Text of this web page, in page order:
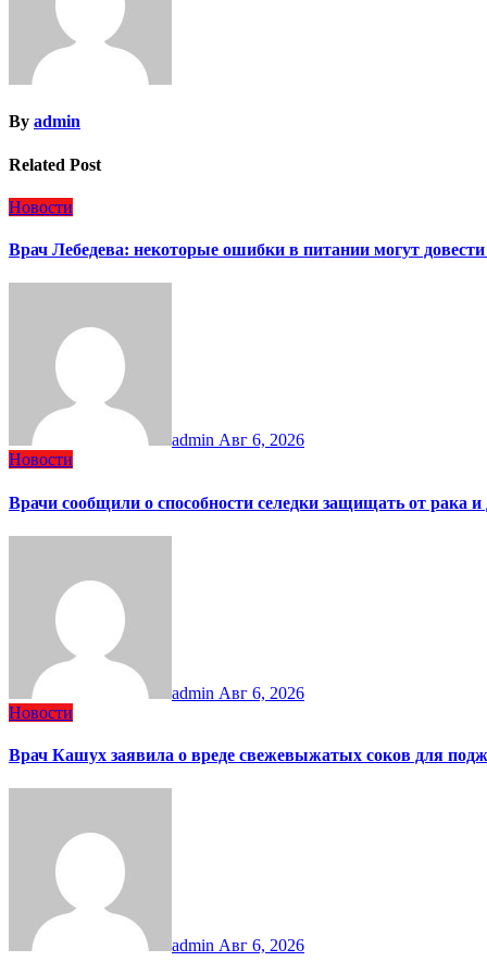
By admin
Related Post
Новости
Врач Лебедева: некоторые ошибки в питании могут довести
admin Авг 6, 2026
Новости
Врачи сообщили о способности селедки защищать от рака и
admin Авг 6, 2026
Новости
Врач Кашух заявила о вреде свежевыжатых соков для
admin Авг 6, 2026